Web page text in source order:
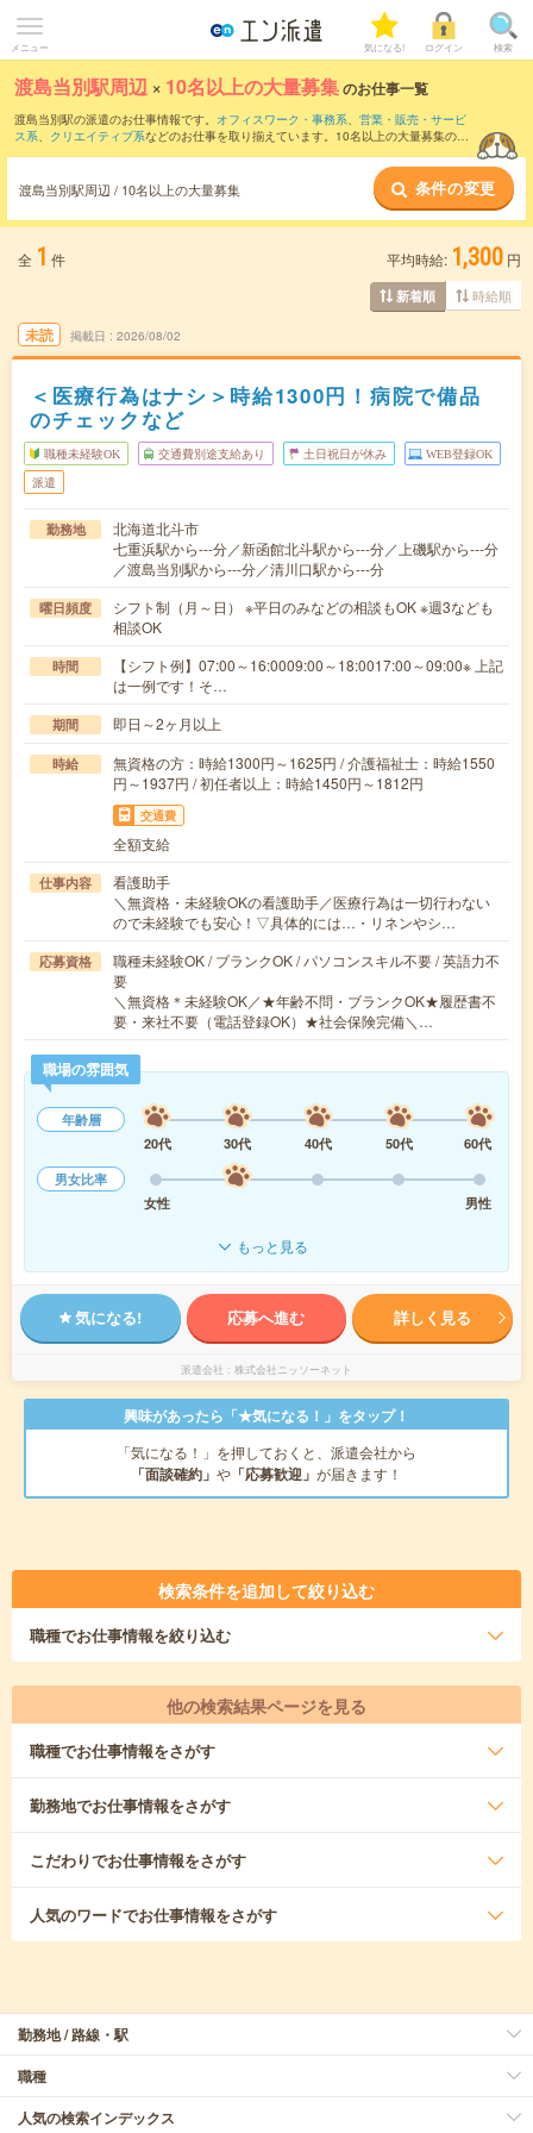
メニュー 気になる! ログイン 検索
渡島当別駅周辺 × 10名以上の大量募集のお仕事一覧
渡島当別駅の派遣のお仕事情報です。 オフィスワーク・事務系、 営業・販売・サービ
ス系、 クリエイティブ系などのお仕事を取り揃えています。10名以上の大量募集の条
渡島当別駅周辺 / 10名以上の大量募集 条件の変更
全 1 件 平均時給: 1,300 円
新着順 時給順
未読 掲載日 2026/08/02
＜医療行為はナシ＞時給1300円！病院で備品
のチェックなど
職種未経験OK 交通費別途支給あり 土日祝日が休み WEB登録OK
派遣
勤務地
北海道北斗市
七重浜駅から---分／新函館北斗駅から---分／上磯駅から---分
／渡島当別駅から---分／清川口駅から---分
曜日頻度
シフト制（月～日） ※平日のみなどの相談もOK ※週3なども
相談OK
時間
【シフト例】07:00～16:0009:00～18:0017:00～09:00※ 上記
は一例です！そ…
期間 即日～2ヶ月以上
時給
無資格の方：時給1300円～1625円 / 介護福祉士：時給1550
円～1937円 / 初任者以上：時給1450円～1812円
交通費
全額支給
仕事内容
看護助手
＼無資格・未経験OKの看護助手／医療行為は一切行わない
ので未経験でも安心！▽具体的には…・リネンやシ…
応募資格
職種未経験OK / ブランクOK / パソコンスキル不要 / 英語力不
要
＼無資格＊未経験OK／★年齢不問・ブランクOK★履歴書不
要・来社不要（電話登録OK）★社会保険完備＼…
職場の雰囲気
年齢層
20代
30代 40代 50代
60代
男女比率
女性
男性
もっと見る
気になる! 応募へ進む 詳しく見る
派遣会社 株式会社ニッソーネット
興味があったら「★気になる！」をタップ！
「気になる！」を押しておくと、派遣会社から
「面談確約」 や 「応募歓迎」 が届きます！
検索条件を追加して絞り込む
職種でお仕事情報を絞り込む
他の検索結果ページを見る
職種でお仕事情報をさがす
勤務地でお仕事情報をさがす
こだわりでお仕事情報をさがす
人気のワードでお仕事情報をさがす
勤務地 / 路線・駅
職種
人気の検索インデックス